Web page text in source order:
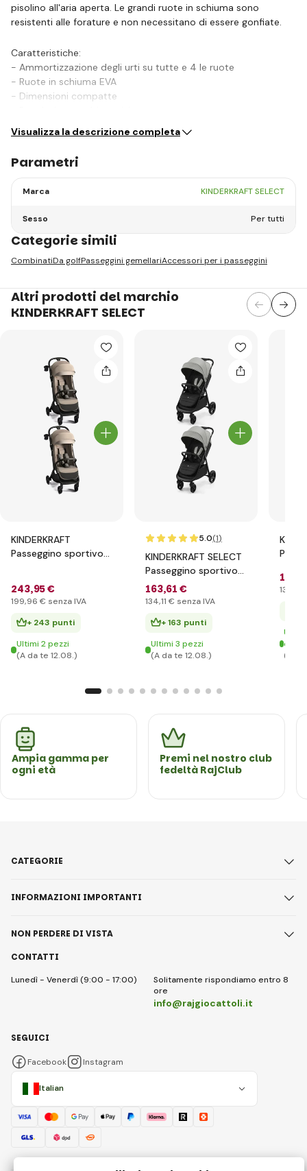
pisolino all'aria aperta. Le grandi ruote in schiuma sono
resistenti alle forature e non necessitano di essere gonfiate.
Caratteristiche:
- Ammortizzazione degli urti su tutte e 4 le ruote
- Ruote in schiuma EVA
- Dimensioni compatte
Visualizza la descrizione completa
Parametri
Marca KINDERKRAFT SELECT
Sesso Per tutti
Categorie simili
CombinatiDa golfPasseggini gemellariAccessori per i passeggini
Altri prodotti del marchio
KINDERKRAFT SELECT
KINDERKRAFT
Passeggino sportivo
243,95 €
199,96 € senza IVA
+ 243 punti
Ultimi 2 pezzi
(A da te 12.08.)
5.0(1)
KINDERKRAFT SELECT
Passeggino sportivo
Rine Moonlight Grey,
Premium
163,61 €
134,11 € senza IVA
+ 163 punti
Ultimi 3 pezzi
(A da te 12.08.)
163
134
(A da
Ampia gamma per
ogni età
Premi nel nostro club
fedeltà RajClub
CONTATTI
Lunedì - Venerdì (9:00 - 17:00)
Solitamente rispondiamo entro 8
ore
info@rajgiocattoli.it
CATEGORIE
INFORMAZIONI IMPORTANTI
NON PERDERE DI VISTA
Italian
SEGUICI
Facebook Instagram